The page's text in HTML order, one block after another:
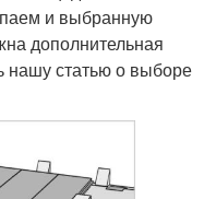
и выбранную
дополнительная
нашу статью о выборе